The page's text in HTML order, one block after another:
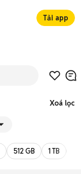
Tải app
Xoá lọc
512 GB 1 TB